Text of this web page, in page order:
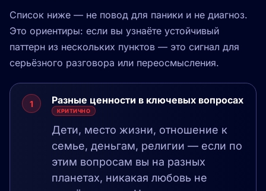
Список ниже — не повод для паники и не диагноз.
Это ориентиры: если вы узнаёте устойчивый
паттерн из нескольких пунктов — это сигнал для
серьёзного разговора или переосмысления.
1 Разные ценности в ключевых вопросах
КРИТИЧНО
Дети, место жизни, отношение к
семье, деньгам, религии — если по
этим вопросам вы на разных
планетах, никакая любовь не